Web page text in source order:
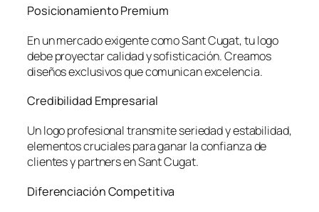
Posicionamiento Premium
En un mercado exigente como Sant Cugat, tu logo
debe proyectar calidad y sofisticación. Creamos
diseños exclusivos que comunican excelencia.
Credibilidad Empresarial
Un logo profesional transmite seriedad y estabilidad,
elementos cruciales para ganar la confianza de
clientes y partners en Sant Cugat.
Diferenciación Competitiva